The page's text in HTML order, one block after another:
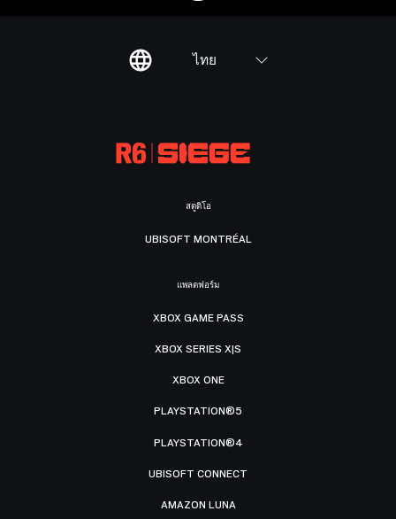
ไทย
สตูดิโอ
UBISOFT MONTRÉAL
แพลตฟอร์ม
XBOX GAME PASS
XBOX SERIES X|S
XBOX ONE
PLAYSTATION®5
PLAYSTATION®4
UBISOFT CONNECT
AMAZON LUNA